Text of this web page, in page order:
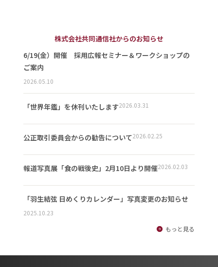
株式会社共同通信社からのお知らせ
6/19(金）開催 採用広報セミナー＆ワークショップの
ご案内
2026.05.10
「世界年鑑」を休刊いたします2026.03.31
公正取引委員会からの勧告について2026.02.25
報道写真展「食の戦後史」2月10日より開催2026.02.03
「羽生結弦 日めくりカレンダー」写真変更のお知らせ
2025.10.23
もっと見る